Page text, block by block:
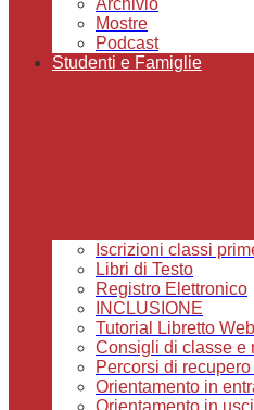
Archivio
Mostre
Podcast
Studenti e Famiglie
Iscrizioni classi
Libri di Testo
Registro Elettronico
INCLUSIONE
Tutorial Libretto
Consigli di classe e
Percorsi di
Orientamento in